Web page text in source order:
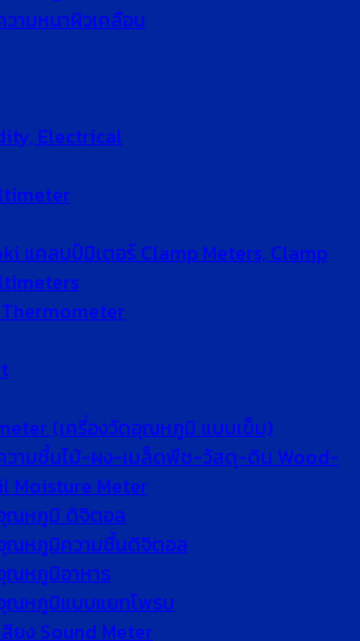
วามหนาผิวเคลือบ
Electrical
แคลมป์มิเตอร์ Clamp Meters, Clamp
(เครื่องวัดอุณหภูมิ แบบเข็ม)
วามชื้นไม้-ผง-เมล็ดพืช-วัสดุ-ดิน Wood-
Moisture Meter
ณหภูมิ ดิจิตอล
ณหภูมิความชื้นดิจิตอล
ณหภูมิอาหาร
ณหภูมิแบบแยกโพรบ
สียง Sound Meter